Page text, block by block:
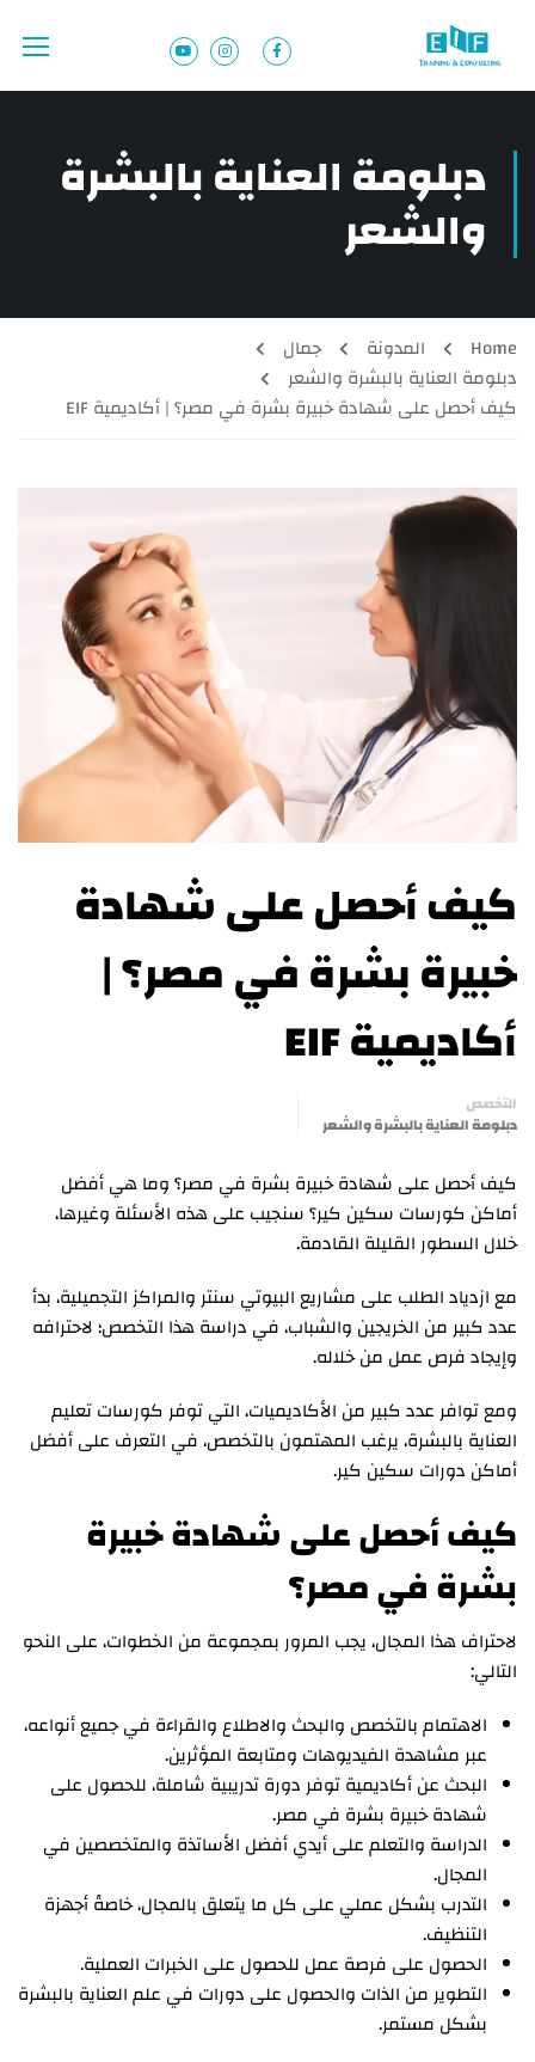
دبلومة العناية بالبشرة
والشعر
Home المدونة
جمال
دبلومة العناية بالبشرة والشعر
كيف أحصل على شهادة خبيرة بشرة في مصر؟ | أكاديمية EIF
كيف أحصل على شهادة
خبيرة بشرة في مصر؟ |
أكاديمية EIF
التخصص
دبلومة العناية بالبشرة والشعر
كيف أحصل على شهادة خبيرة بشرة في مصر؟ وما هي أفضل
أماكن كورسات سكين كير؟ سنجيب على هذه الأسئلة وغيرها،
خلال السطور القليلة القادمة.
مع ازدياد الطلب على مشاريع البيوتي سنتر والمراكز التجميلية، بدأ
عدد كبير من الخريجين والشباب، في دراسة هذا التخصص؛ لاحترافه
وإيجاد فرص عمل من خلاله.
ومع توافر عدد كبير من الأكاديميات، التي توفر كورسات تعليم
العناية بالبشرة، يرغب المهتمون بالتخصص، في التعرف على أفضل
أماكن دورات سكين كير.
كيف أحصل على شهادة خبيرة
بشرة في مصر؟
لاحتراف هذا المجال، يجب المرور بمجموعة من الخطوات، على النحو
التالي:
الاهتمام بالتخصص والبحث والاطلاع والقراءة في جميع أنواعه،
عبر مشاهدة الفيديوهات ومتابعة المؤثرين.
البحث عن أكاديمية توفر دورة تدريبية شاملة، للحصول على
شهادة خبيرة بشرة في مصر.
الدراسة والتعلم على أيدي أفضل الأساتذة والمتخصصين في
المجال.
التدرب بشكل عملي على كل ما يتعلق بالمجال، خاصةً أجهزة
التنظيف.
الحصول على فرصة عمل للحصول على الخبرات العملية.
التطوير من الذات والحصول على دورات في علم العناية بالبشرة
بشكل مستمر.